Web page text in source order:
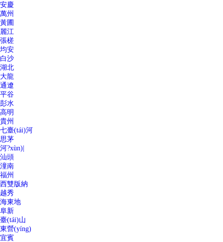
安慶
萬州
黃圃
麗江
張槎
均安
白沙
湖北
大龍
通遼
平谷
彭水
高明
貴州
七臺(tái)河
思茅
河?xùn)|
汕頭
潼南
福州
西雙版納
越秀
海東地
阜新
臺(tái)山
東營(yíng)
宜賓